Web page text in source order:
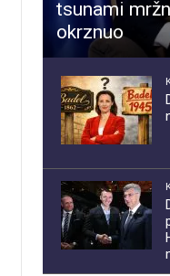
tsunami
okrznuo